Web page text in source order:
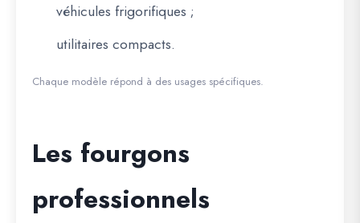
véhicules frigorifiques ;
utilitaires compacts.
Chaque modèle répond à des usages spécifiques.
Les fourgons
professionnels